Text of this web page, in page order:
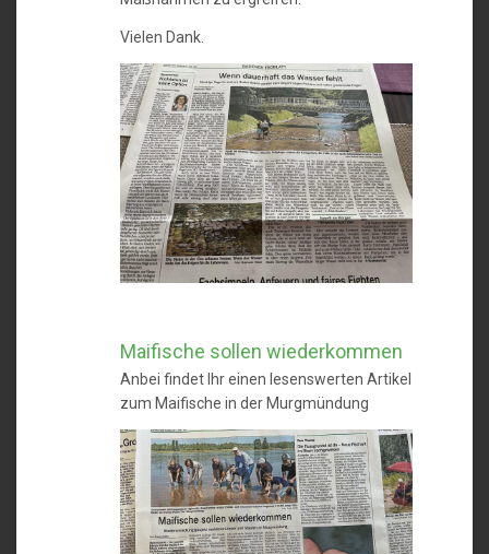
Vielen Dank.
Maifische sollen wiederkommen
Anbei findet Ihr einen lesenswerten Artikel
zum Maifische in der Murgmündung